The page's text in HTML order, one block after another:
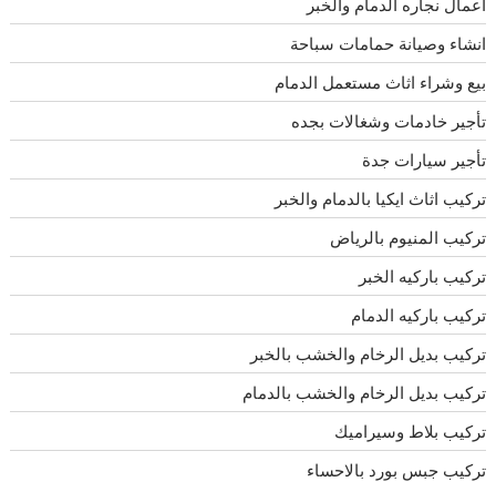
انشاء وصيانة حمامات سباحة
بيع وشراء اثاث مستعمل الدمام
تأجير خادمات وشغالات بجده
تأجير سيارات جدة
تركيب اثاث ايكيا بالدمام والخبر
تركيب المنيوم بالرياض
تركيب باركيه الخبر
تركيب باركيه الدمام
تركيب بديل الرخام والخشب بالخبر
تركيب بديل الرخام والخشب بالدمام
تركيب بلاط وسيراميك
تركيب جبس بورد بالاحساء